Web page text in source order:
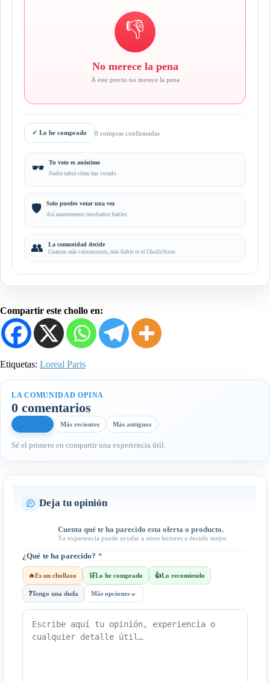
👎
No merece la pena
A este precio no merece la pena
✓ Lo he comprado 0 compras confirmadas
🕶️ Tu voto es anónimo
Nadie sabrá cómo has votado.
🛡️ Solo puedes votar una vez
Así mantenemos resultados fiables.
👥 La comunidad decide
Cuantas más valoraciones, más fiable es el CholloScore.
Compartir este chollo en:
Etiquetas: Loreal Paris
LA COMUNIDAD OPINA
0 comentarios
Más recientes Más antiguos
Sé el primero en compartir una experiencia útil.
Deja tu opinión
Cuenta qué te ha parecido esta oferta o producto.
Tu experiencia puede ayudar a otros lectores a decidir mejor.
¿Qué te ha parecido? *
🔥Es un chollazo 🛒Lo he comprado 👍Lo recomiendo
❓Tengo una duda Más opciones ⌄